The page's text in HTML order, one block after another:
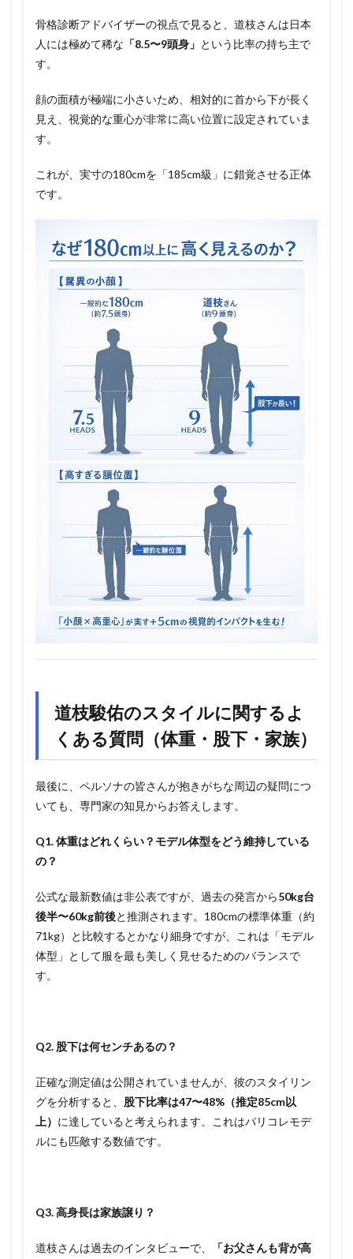
骨格診断アドバイザーの視点で見ると、道枝さんは日本
人には極めて稀な 「8.5〜9頭身」 という比率の持ち主で
す。
顔の面積が極端に小さいため、相対的に首から下が長く
見え、視覚的な重心が非常に高い位置に設定されていま
す。
これが、実寸の180cmを「185cm級」に錯覚させる正体
です。
道枝駿佑のスタイルに関するよ
くある質問（体重・股下・家族）
最後に、ペルソナの皆さんが抱きがちな周辺の疑問につ
いても、専門家の知見からお答えします。
Q1. 体重はどれくらい？モデル体型をどう維持している
の？
公式な最新数値は非公表ですが、過去の発言から50kg台
後半〜60kg前後と推測されます。180cmの標準体重（約
71kg）と比較するとかなり細身ですが、これは「モデル
体型」として服を最も美しく見せるためのバランスで
す。
Q2. 股下は何センチあるの？
正確な測定値は公開されていませんが、彼のスタイリン
グを分析すると、 股下比率は47〜48%（推定85cm以
上） に達していると考えられます。これはパリコレモデ
ルにも匹敵する数値です。
Q3. 高身長は家族譲り？
道枝さんは過去のインタビューで、
「お父さんも背が高